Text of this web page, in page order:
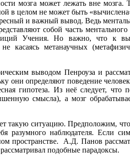
мозга может лежать вне мозга.
в целом не может быть
и важный вывод. Ведь
собой часть
Учения. Но важно, что к
метанаучных
выводом Пенроуза и
они определяют поведение
гипотеза. Из неё следует, что
смысла), а мозг
такую ситуацию. Предположим,
разумного наблюдателя. Если
пространстве. А.Д. Панов
подобные парадоксы.